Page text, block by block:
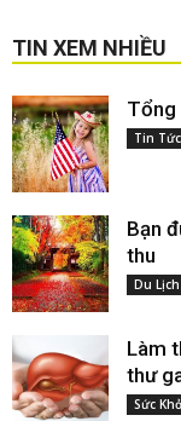
TIN XEM NHIỀU
Tổng
Tin
Bạn
thu
Du Lịch
Làm
thư
Sức